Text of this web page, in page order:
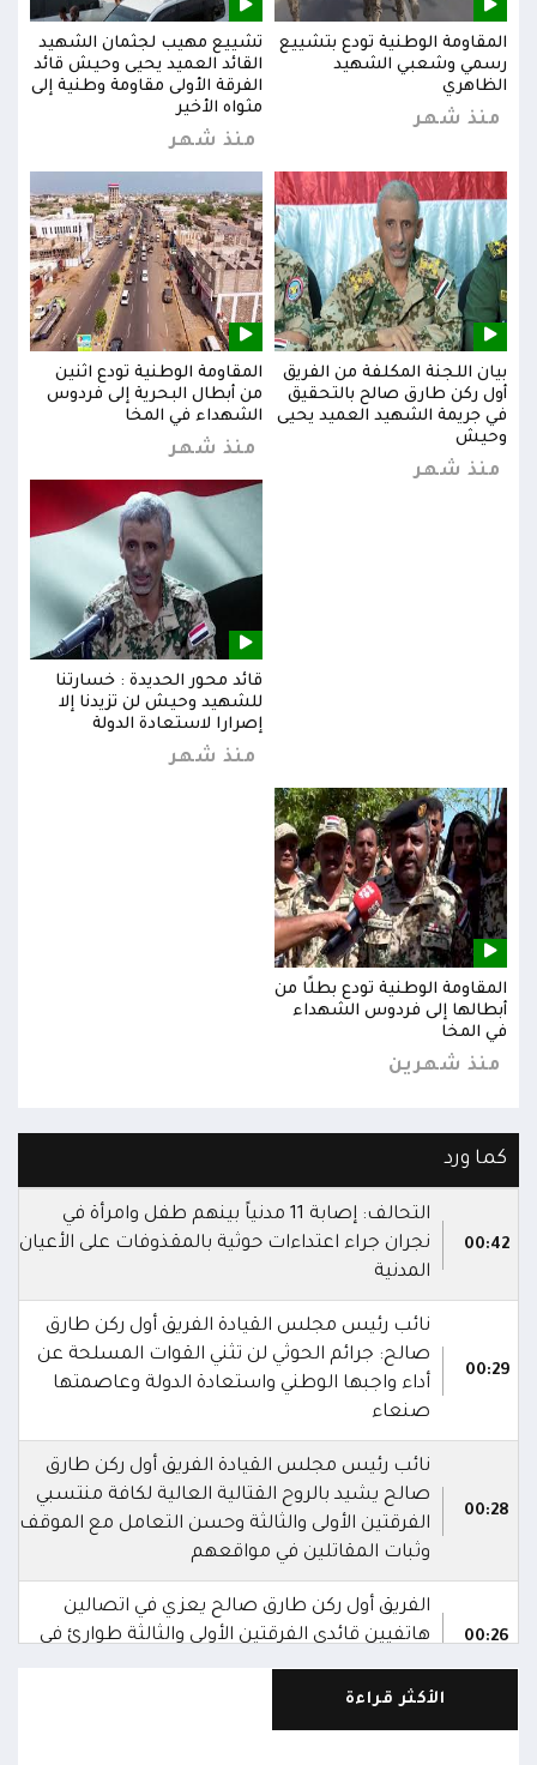
المقاومة الوطنية تودع بتشييع
رسمي وشعبي الشهيد
الظاهري
منذ شهر
تشييع مهيب لجثمان الشهيد
القائد العميد يحيى وحيش قائد
الفرقة الأولى مقاومة وطنية إلى
مثواه الأخير
منذ شهر
بيان اللجنة المكلفة من الفريق
أول ركن طارق صالح بالتحقيق
في جريمة الشهيد العميد يحيى
وحيش
منذ شهر
المقاومة الوطنية تودع اثنين
من أبطال البحرية إلى فردوس
الشهداء في المخا
منذ شهر
قائد محور الحديدة : خسارتنا
للشهيد وحيش لن تزيدنا إلا
إصرارا لاستعادة الدولة
منذ شهر
المقاومة الوطنية تودع بطلًا من
أبطالها إلى فردوس الشهداء
في المخا
منذ شهرين
كما ورد
00:42
التحالف: إصابة 11 مدنياً بينهم طفل وامرأة في
نجران جراء اعتداءات حوثية بالمقذوفات على الأعيان
المدنية
00:29
نائب رئيس مجلس القيادة الفريق أول ركن طارق
صالح: جرائم الحوثي لن تثني القوات المسلحة عن
أداء واجبها الوطني واستعادة الدولة وعاصمتها
صنعاء
00:28
نائب رئيس مجلس القيادة الفريق أول ركن طارق
صالح يشيد بالروح القتالية العالية لكافة منتسبي
الفرقتين الأولى والثالثة وحسن التعامل مع الموقف
وثبات المقاتلين في مواقعهم
00:26
الفريق أول ركن طارق صالح يعزي في اتصالين
هاتفيين قائدي الفرقتين الأولى والثالثة طوارئ في
استشهاد عدد من الأبطال بالهجوم الحوثي الغادر
الأكثر قراءة